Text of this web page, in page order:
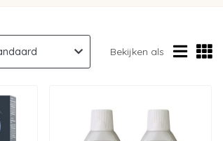
Bekijken als